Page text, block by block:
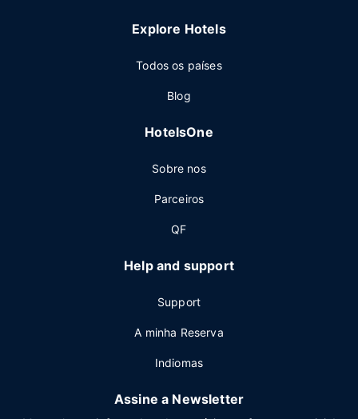
Explore Hotels
Todos os países
Blog
HotelsOne
Sobre nos
Parceiros
QF
Help and support
Support
A minha Reserva
Indiomas
Assine a Newsletter